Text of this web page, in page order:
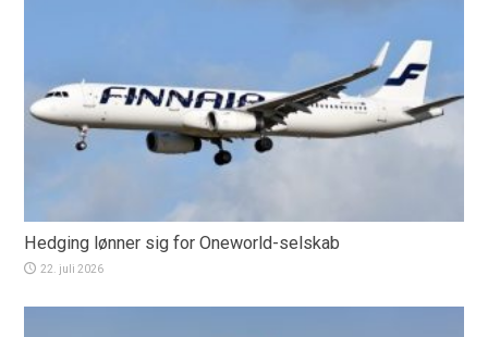
Hedging lønner sig for Oneworld-selskab
22. juli 2026